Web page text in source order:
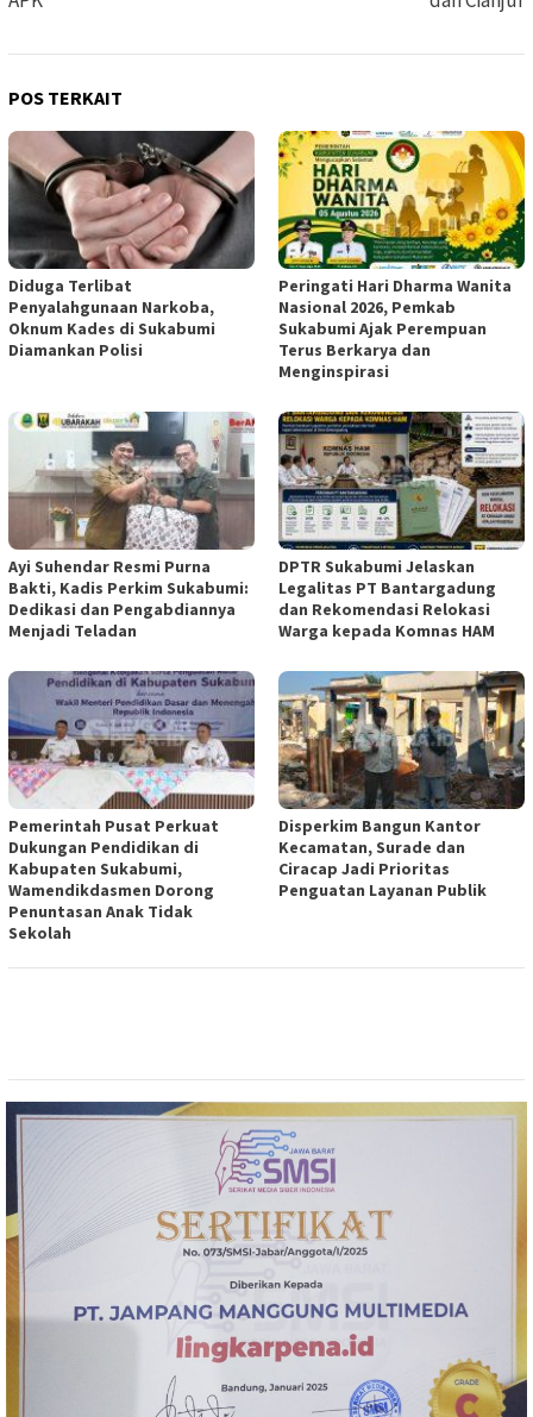
POS TERKAIT
Diduga Terlibat
Penyalahgunaan Narkoba,
Oknum Kades di Sukabumi
Diamankan Polisi
Peringati Hari Dharma Wanita
Nasional 2026, Pemkab
Sukabumi Ajak Perempuan
Terus Berkarya dan
Menginspirasi
Ayi Suhendar Resmi Purna
Bakti, Kadis Perkim Sukabumi:
Dedikasi dan Pengabdiannya
Menjadi Teladan
DPTR Sukabumi Jelaskan
Legalitas PT Bantargadung
dan Rekomendasi Relokasi
Warga kepada Komnas HAM
Pemerintah Pusat Perkuat
Dukungan Pendidikan di
Kabupaten Sukabumi,
Wamendikdasmen Dorong
Penuntasan Anak Tidak
Sekolah
Disperkim Bangun Kantor
Kecamatan, Surade dan
Ciracap Jadi Prioritas
Penguatan Layanan Publik